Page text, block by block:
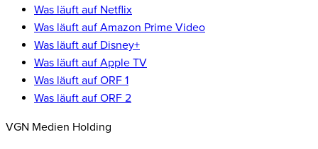
Was läuft auf Netflix
Was läuft auf Amazon Prime Video
Was läuft auf Disney+
Was läuft auf Apple TV
Was läuft auf ORF 1
Was läuft auf ORF 2
VGN Medien Holding